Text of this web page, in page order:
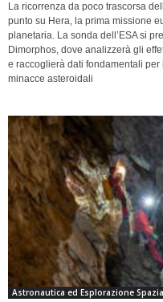
La ricorrenza da poco trascorsa
punto su Hera, la prima missione
planetaria. La sonda dell’ESA si
Dimorphos, dove analizzerà gli
e raccoglierà dati fondamentali
minacce asteroidali
Astronautica ed Esplorazione